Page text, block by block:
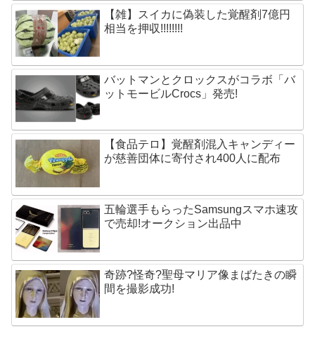
【雑】スイカに偽装した覚醒剤7億円
相当を押収!!!!!!!!
バットマンとクロックスがコラボ「バ
ットモービルCrocs」発売!
【食品テロ】覚醒剤混入キャンディー
が慈善団体に寄付され400人に配布
五輪選手もらったSamsungスマホ速攻
で売却!オークション出品中
奇跡?怪奇?聖母マリア像まばたきの瞬
間を撮影成功!